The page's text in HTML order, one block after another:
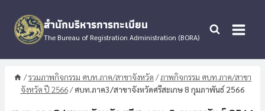
content
สำนักบริหารการทะเบียน
The Bureau of Registration Administration (BORA)
/รวมภาพกิจกรรม ศบท.ภาค/สาขาจังหวัด /ภาพกิจกรรม ศบท.ภาค/สาขา
จังหวัด ปี 2566/ศบท.ภาค3/สาขาจังหวัดศรีสะเกษ 8 กุมภาพันธ์ 2566